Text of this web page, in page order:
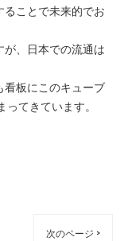
ことで未来的でお
、日本での流通は
看板にこのキューブ
てきています。
次のページ >